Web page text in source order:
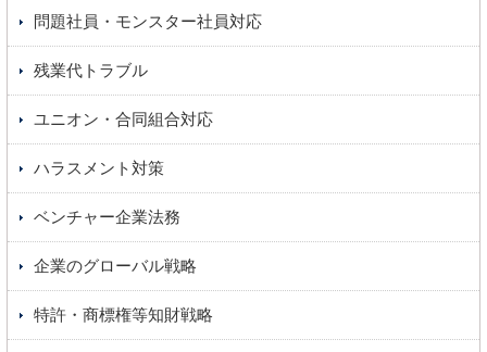
問題社員・モンスター社員対応
残業代トラブル
ユニオン・合同組合対応
ハラスメント対策
ベンチャー企業法務
企業のグローバル戦略
特許・商標権等知財戦略